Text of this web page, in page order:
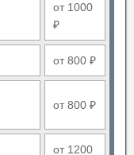
от 1000
₽
от 800 ₽
от 800 ₽
от 1200